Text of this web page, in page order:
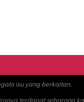
isu yang berkaitan.
terdapat sebarang